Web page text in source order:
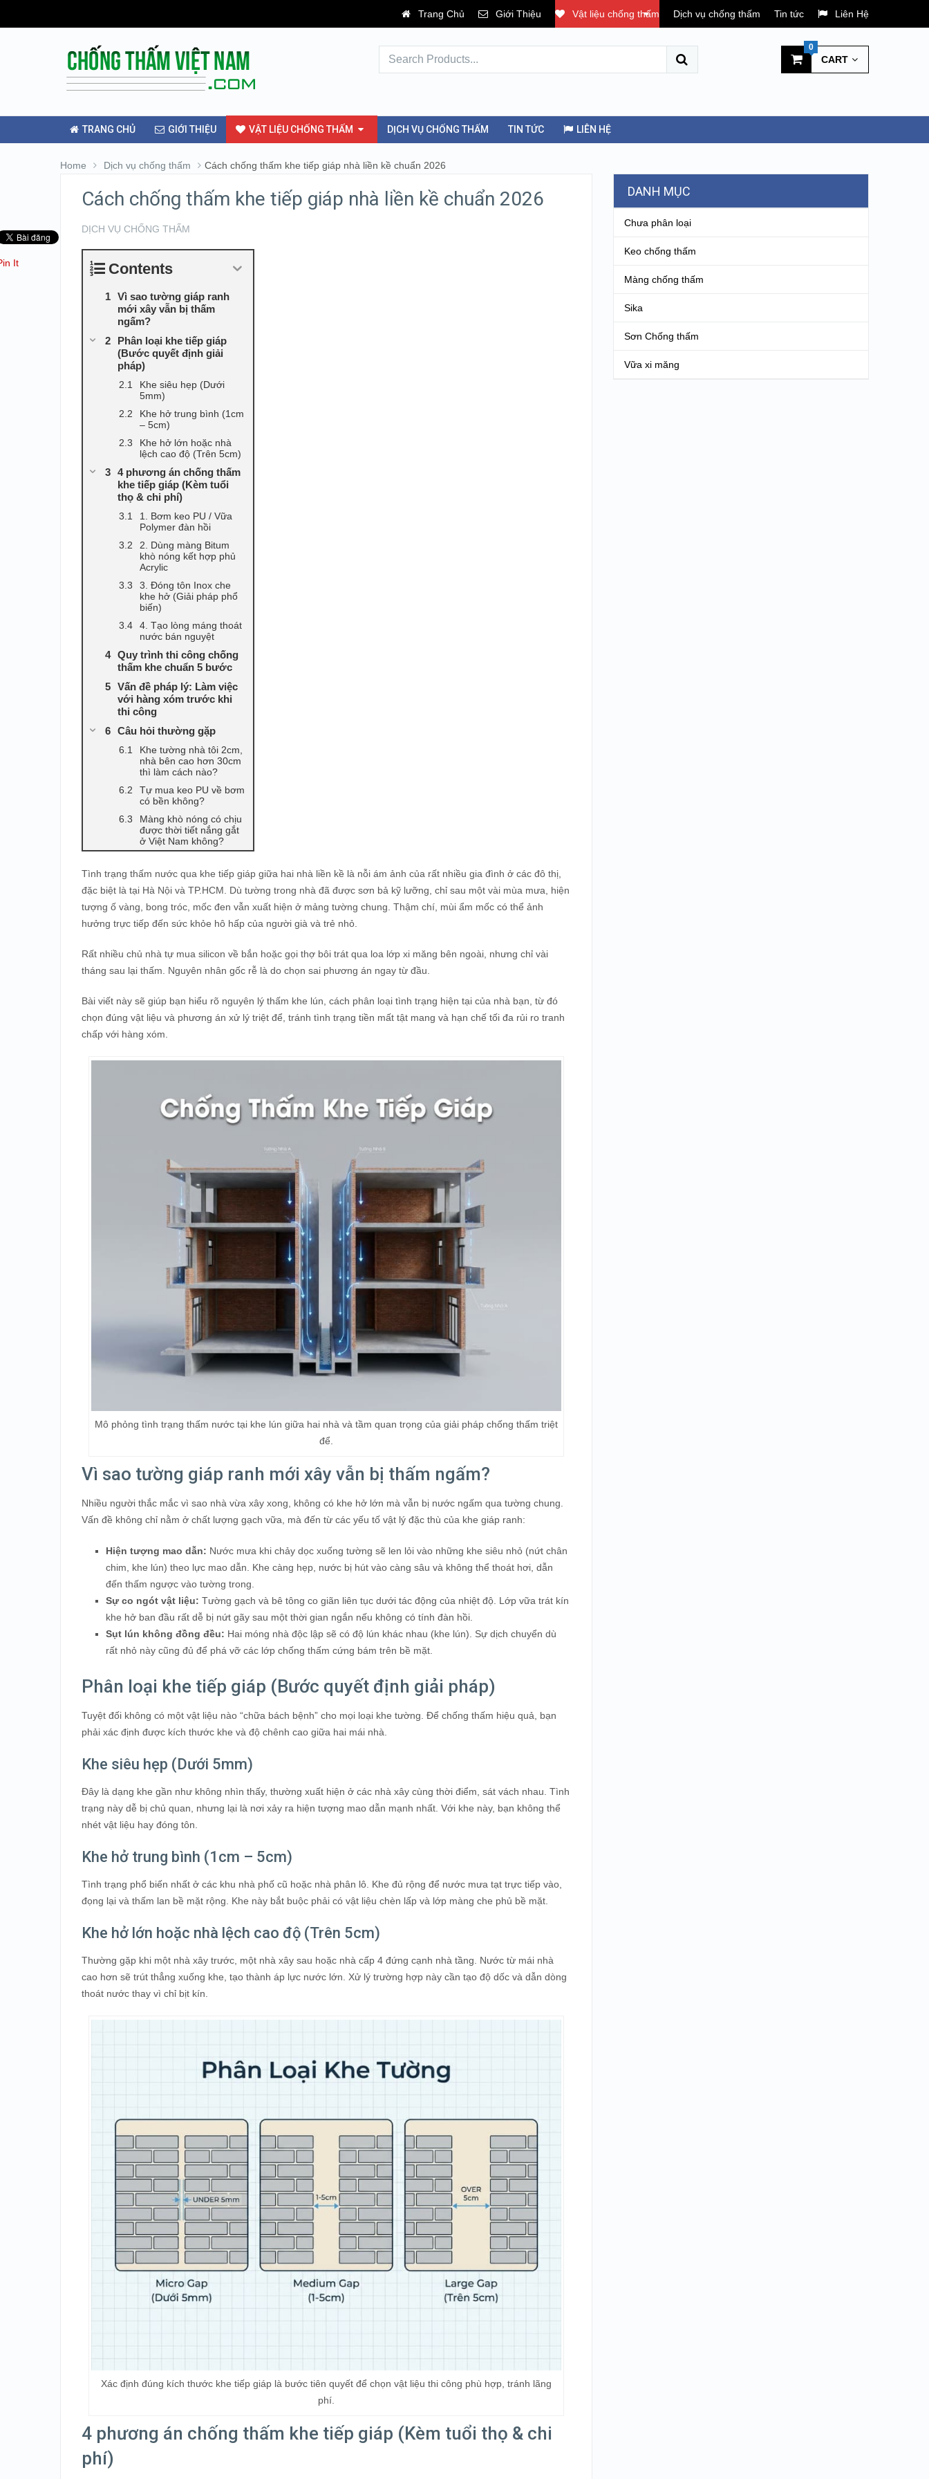
Trang Chủ Giới Thiệu Vật liệu chống thấm Dịch vụ chống thấm Tin tức Liên Hệ
CART
0
TRANG CHỦ GIỚI THIỆU VẬT LIỆU CHỐNG THẤM DỊCH VỤ CHỐNG THẤM TIN TỨC LIÊN HỆ
Home Dịch vụ chống thấm Cách chống thấm khe tiếp giáp nhà liền kề chuẩn 2026
Cách chống thấm khe tiếp giáp nhà liền kề chuẩn 2026
DỊCH VỤ CHỐNG THẤM
Contents
Vì sao tường giáp ranh
mới xây vẫn bị thấm
ngấm?
Phân loại khe tiếp giáp
(Bước quyết định giải
pháp)
Khe siêu hẹp (Dưới
5mm)
Khe hở trung bình (1cm
– 5cm)
Khe hở lớn hoặc nhà
lệch cao độ (Trên 5cm)
4 phương án chống thấm
khe tiếp giáp (Kèm tuổi
thọ & chi phí)
1. Bơm keo PU / Vữa
Polymer đàn hồi
2. Dùng màng Bitum
khò nóng kết hợp phủ
Acrylic
3. Đóng tôn Inox che
khe hở (Giải pháp phổ
biến)
4. Tạo lòng máng thoát
nước bán nguyệt
Quy trình thi công chống
thấm khe chuẩn 5 bước
Vấn đề pháp lý: Làm việc
với hàng xóm trước khi
thi công
Câu hỏi thường gặp
Khe tường nhà tôi 2cm,
nhà bên cao hơn 30cm
thì làm cách nào?
Tự mua keo PU về bơm
có bền không?
Màng khò nóng có chịu
được thời tiết nắng gắt
ở Việt Nam không?
Tình trạng thấm nước qua khe tiếp giáp giữa hai nhà liền kề là nỗi ám ảnh của rất nhiều gia đình ở các đô thị,
đặc biệt là tại Hà Nội và TP.HCM. Dù tường trong nhà đã được sơn bả kỹ lưỡng, chỉ sau một vài mùa mưa, hiện
tượng ố vàng, bong tróc, mốc đen vẫn xuất hiện ở mảng tường chung. Thậm chí, mùi ẩm mốc có thể ảnh
hưởng trực tiếp đến sức khỏe hô hấp của người già và trẻ nhỏ.
Rất nhiều chủ nhà tự mua silicon về bắn hoặc gọi thợ bôi trát qua loa lớp xi măng bên ngoài, nhưng chỉ vài
tháng sau lại thấm. Nguyên nhân gốc rễ là do chọn sai phương án ngay từ đầu.
Bài viết này sẽ giúp bạn hiểu rõ nguyên lý thấm khe lún, cách phân loại tình trạng hiện tại của nhà bạn, từ đó
chọn đúng vật liệu và phương án xử lý triệt để, tránh tình trạng tiền mất tật mang và hạn chế tối đa rủi ro tranh
chấp với hàng xóm.
Mô phỏng tình trạng thấm nước tại khe lún giữa hai nhà và tầm quan trọng của giải pháp chống thấm triệt
để.
Vì sao tường giáp ranh mới xây vẫn bị thấm ngấm?
Nhiều người thắc mắc vì sao nhà vừa xây xong, không có khe hở lớn mà vẫn bị nước ngấm qua tường chung.
Vấn đề không chỉ nằm ở chất lượng gạch vữa, mà đến từ các yếu tố vật lý đặc thù của khe giáp ranh:
Hiện tượng mao dẫn: Nước mưa khi chảy dọc xuống tường sẽ len lỏi vào những khe siêu nhỏ (nứt chân
chim, khe lún) theo lực mao dẫn. Khe càng hẹp, nước bị hút vào càng sâu và không thể thoát hơi, dẫn
đến thấm ngược vào tường trong.
Sự co ngót vật liệu: Tường gạch và bê tông co giãn liên tục dưới tác động của nhiệt độ. Lớp vữa trát kín
khe hở ban đầu rất dễ bị nứt gãy sau một thời gian ngắn nếu không có tính đàn hồi.
Sụt lún không đồng đều: Hai móng nhà độc lập sẽ có độ lún khác nhau (khe lún). Sự dịch chuyển dù
rất nhỏ này cũng đủ để phá vỡ các lớp chống thấm cứng bám trên bề mặt.
Phân loại khe tiếp giáp (Bước quyết định giải pháp)
Tuyệt đối không có một vật liệu nào “chữa bách bệnh” cho mọi loại khe tường. Để chống thấm hiệu quả, bạn
phải xác định được kích thước khe và độ chênh cao giữa hai mái nhà.
Khe siêu hẹp (Dưới 5mm)
Đây là dạng khe gần như không nhìn thấy, thường xuất hiện ở các nhà xây cùng thời điểm, sát vách nhau. Tình
trạng này dễ bị chủ quan, nhưng lại là nơi xảy ra hiện tượng mao dẫn mạnh nhất. Với khe này, bạn không thể
nhét vật liệu hay đóng tôn.
Khe hở trung bình (1cm – 5cm)
Tình trạng phổ biến nhất ở các khu nhà phố cũ hoặc nhà phân lô. Khe đủ rộng để nước mưa tạt trực tiếp vào,
đọng lại và thấm lan bề mặt rộng. Khe này bắt buộc phải có vật liệu chèn lấp và lớp màng che phủ bề mặt.
Khe hở lớn hoặc nhà lệch cao độ (Trên 5cm)
Thường gặp khi một nhà xây trước, một nhà xây sau hoặc nhà cấp 4 đứng cạnh nhà tầng. Nước từ mái nhà
cao hơn sẽ trút thẳng xuống khe, tạo thành áp lực nước lớn. Xử lý trường hợp này cần tạo độ dốc và dẫn dòng
thoát nước thay vì chỉ bịt kín.
Xác định đúng kích thước khe tiếp giáp là bước tiên quyết để chọn vật liệu thi công phù hợp, tránh lãng
phí.
4 phương án chống thấm khe tiếp giáp (Kèm tuổi thọ & chi
phí)
It
DANH MỤC
Chưa phân loại
Keo chống thấm
Màng chống thấm
Sika
Sơn Chống thấm
Vữa xi măng